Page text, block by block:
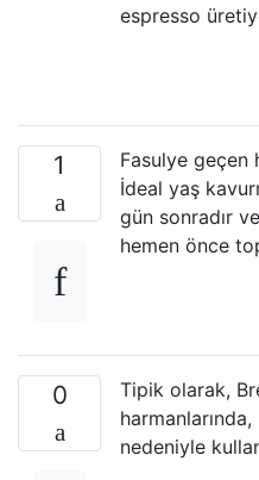
espresso
1
Fasulye geçen
İdeal yaş
gün sonradır
hemen önce
0
Tipik olarak,
nedeniyle